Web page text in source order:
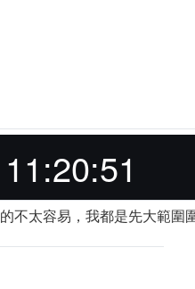
不太容易，我都是先大範圍